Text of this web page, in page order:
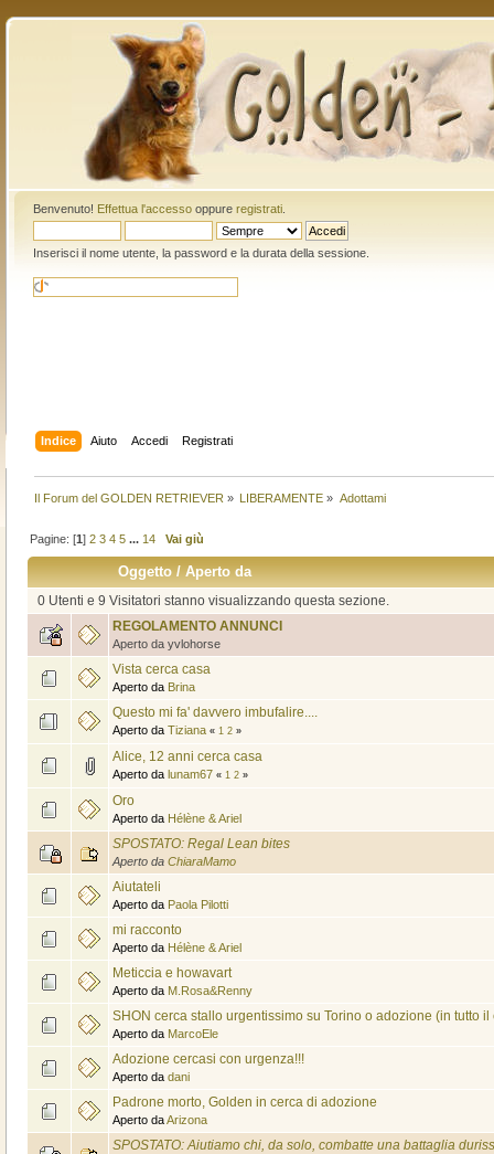
Benvenuto! Effettua l'accessooppure registrati.
Inserisci il nome utente, la password e la durata della sessione.
Indice Aiuto Accedi Registrati
Il Forum del GOLDEN RETRIEVER » LIBERAMENTE » Adottami
Pagine: [1]2 3 4 5 ... 14 Vai giù
Oggetto/Aperto da
0 Utenti e 9 Visitatori stanno visualizzando questa sezione.
REGOLAMENTO ANNUNCI
Aperto da yvlohorse
Vista cerca casa
Aperto da Brina
Questo mi fa' davvero imbufalire....
Aperto da Tiziana « 1 2»
Alice, 12 anni cerca casa
Aperto da lunam67 « 1 2»
Oro
Aperto da Hélène & Ariel
SPOSTATO: Regal Lean bites
Aperto da ChiaraMamo
Aiutateli
Aperto da Paola Pilotti
mi racconto
Aperto da Hélène & Ariel
Meticcia e howavart
Aperto da M.Rosa&Renny
SHON cerca stallo urgentissimo su Torino o adozione (in tutto il
Aperto da MarcoEle
Adozione cercasi con urgenza!!!
Aperto da dani
Padrone morto, Golden in cerca di adozione
Aperto daArizona
SPOSTATO: Aiutiamo chi, da solo, combatte una battaglia